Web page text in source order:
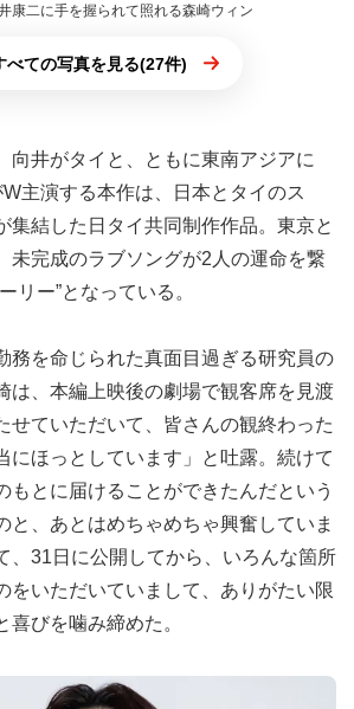
康二に手を握られて照れる森崎ウィン
べての写真を見る(27件)
向井がタイと、ともに東南アジアに
主演する本作は、日本とタイのス
集結した⽇タイ共同制作作品。東京と
未完成のラブソングが2⼈の運命を繋
リー”となっている。
務を命じられた真面目過ぎる研究員の
は、本編上映後の劇場で観客席を見渡
せていただいて、皆さんの観終わった
にほっとしています」と吐露。続けて
もとに届けることができたんだという
と、あとはめちゃめちゃ興奮していま
、31日に公開してから、いろんな箇所
をいただいていまして、ありがたい限
喜びを噛み締めた。